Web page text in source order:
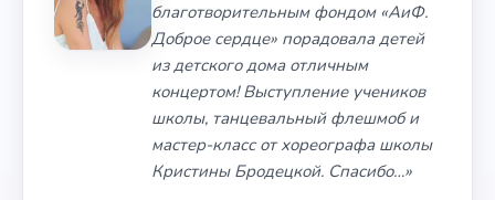
благотворительным фондом «АиФ.
Доброе сердце» порадовала детей
из детского дома отличным
концертом! Выступление учеников
школы, танцевальный флешмоб и
мастер-класс от хореографа школы
Кристины Бродецкой. Спасибо…»